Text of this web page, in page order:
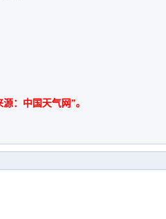
：中国天气网”。